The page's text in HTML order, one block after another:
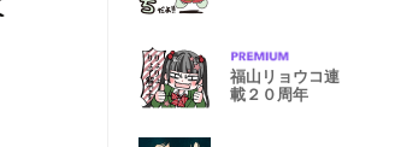
福山リョウコ連
載２０周年